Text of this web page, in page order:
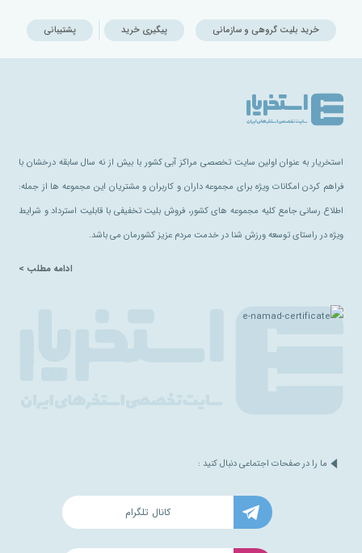
خرید بلیت گروهی و سازمانی پیگیری خرید پشتیبانی
استخریار به عنوان اولین سایت تخصصی مراکز آبی کشور با بیش از نه سال سابقه درخشان با
فراهم کردن امکانات ویژه برای مجموعه داران و کاربران و مشتریان این مجموعه ها از جمله:
اطلاع رسانی جامع کلیه مجموعه های کشور، فروش بلیت تخفیفی با قابلیت استرداد و شرایط
ویژه در راستای توسعه ورزش شنا در خدمت مردم عزیز کشورمان می باشد.
ادامه مطلب >
ما را در صفحات اجتماعی دنبال کنید :
کانال تلگرام